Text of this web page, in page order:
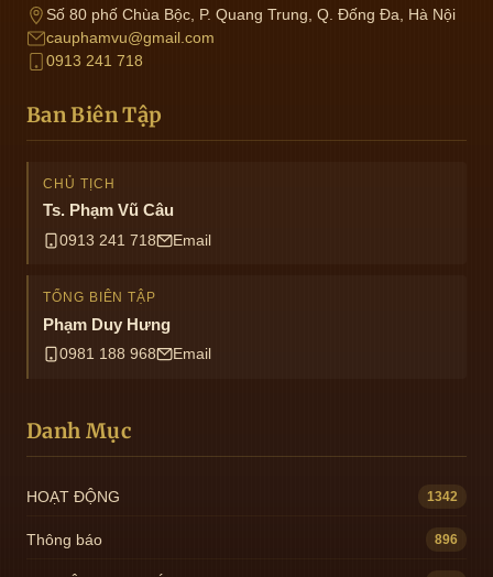
Số 80 phố Chùa Bộc, P. Quang Trung, Q. Đống Đa, Hà Nội
cauphamvu@gmail.com
0913 241 718
Ban Biên Tập
CHỦ TỊCH
Ts. Phạm Vũ Câu
0913 241 718 Email
TỔNG BIÊN TẬP
Phạm Duy Hưng
0981 188 968 Email
Danh Mục
HOẠT ĐỘNG 1342
Thông báo 896